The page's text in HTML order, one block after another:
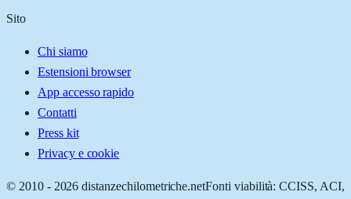
Sito
Chi siamo
Estensioni browser
App accesso rapido
Contatti
Press kit
Privacy e cookie
© 2010 - 2026 distanzechilometriche.netFonti viabilità: CCISS, ACI,